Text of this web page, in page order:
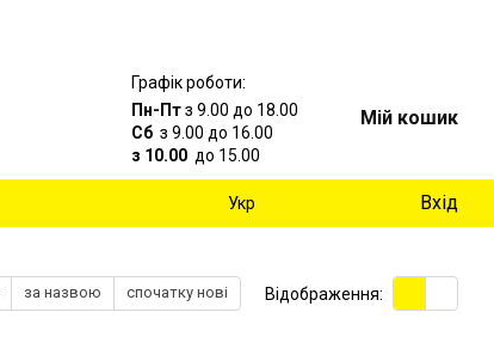
Графік роботи:
Пн-Птз 9.00 до 18.00
Сб з 9.00 до 16.00
з 10.00 до 15.00
Мій кошик
Укр Вхід
за назвою спочатку нові Відображення: